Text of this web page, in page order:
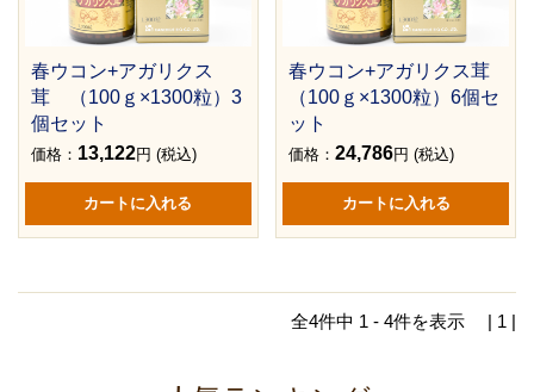
春ウコン+アガリクス
茸 （100ｇ×1300粒）3
個セット
価格： 13,122円 (税込)
春ウコン+アガリクス茸
（100ｇ×1300粒）6個セ
ット
価格：24,786円 (税込)
全4件中 1 - 4件を表示 | 1 |